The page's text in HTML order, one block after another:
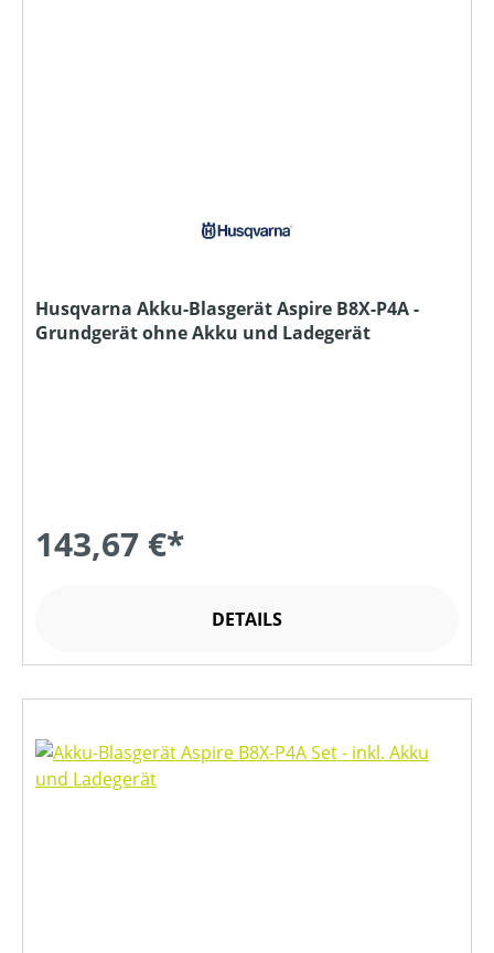
Husqvarna Akku-Blasgerät Aspire B8X-P4A -
Grundgerät ohne Akku und Ladegerät
143,67 €*
DETAILS